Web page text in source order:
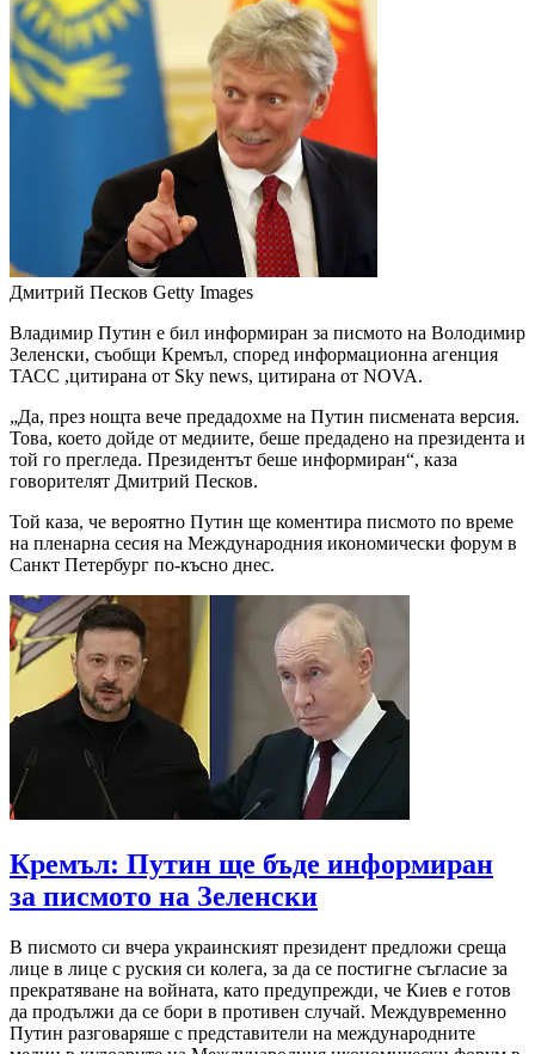
Дмитрий Песков Getty Images
Владимир Путин е бил информиран за писмото на Володимир
Зеленски, съобщи Кремъл, според информационна агенция
ТАСС ,цитирана от Sky news, цитирана от NOVA.
„Да, през нощта вече предадохме на Путин писмената версия.
Това, което дойде от медиите, беше предадено на президента и
той го прегледа. Президентът беше информиран“, каза
говорителят Дмитрий Песков.
Той каза, че вероятно Путин ще коментира писмото по време
на пленарна сесия на Международния икономически форум в
Санкт Петербург по-късно днес.
Кремъл: Путин ще бъде информиран
за писмото на Зеленски
В писмото си вчера украинският президент предложи среща
лице в лице с руския си колега, за да се постигне съгласие за
прекратяване на войната, като предупрежди, че Киев е готов
да продължи да се бори в противен случай. Междувременно
Путин разговаряше с представители на международните